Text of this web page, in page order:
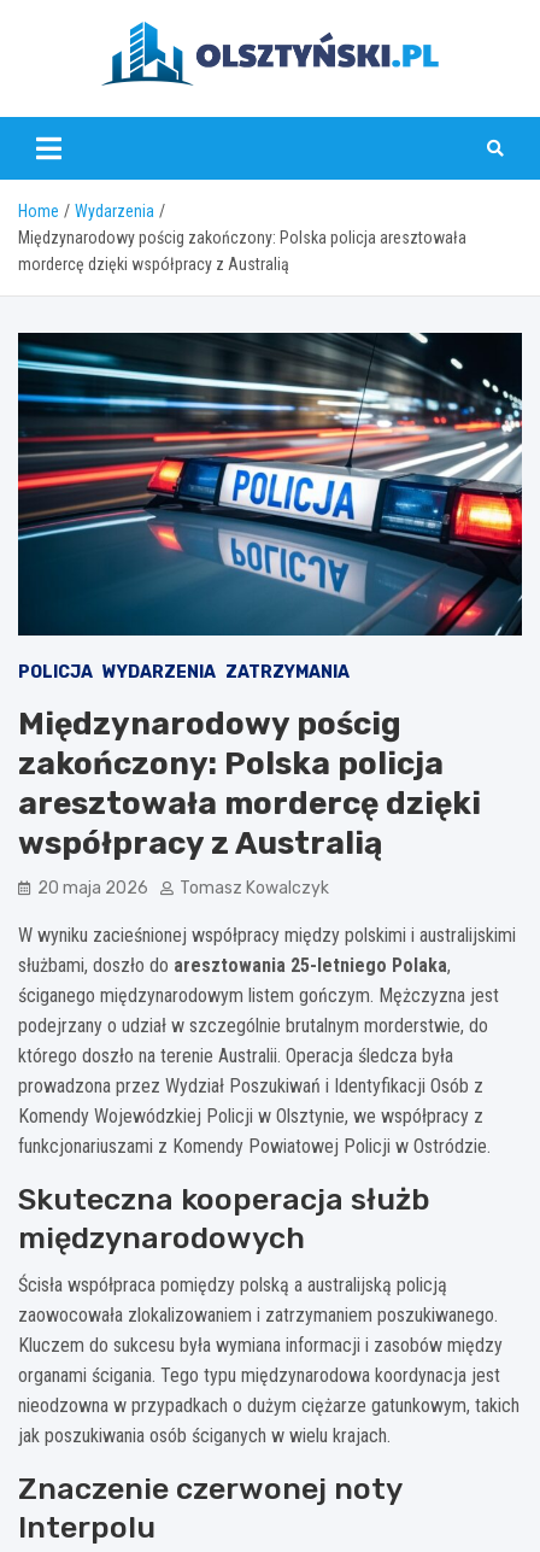
olsztynski.pl
Home
Wydarzenia
Międzynarodowy pościg zakończony: Polska policja aresztowała
mordercę dzięki współpracy z Australią
POLICJA WYDARZENIA ZATRZYMANIA
Międzynarodowy pościg
zakończony: Polska policja
aresztowała mordercę dzięki
współpracy z Australią
20 maja 2026 Tomasz Kowalczyk
W wyniku zacieśnionej współpracy między polskimi i australijskimi
służbami, doszło do aresztowania 25-letniego Polaka,
ściganego międzynarodowym listem gończym. Mężczyzna jest
podejrzany o udział w szczególnie brutalnym morderstwie, do
którego doszło na terenie Australii. Operacja śledcza była
prowadzona przez Wydział Poszukiwań i Identyfikacji Osób z
Komendy Wojewódzkiej Policji w Olsztynie, we współpracy z
funkcjonariuszami z Komendy Powiatowej Policji w Ostródzie.
Skuteczna kooperacja służb
międzynarodowych
Ścisła współpraca pomiędzy polską a australijską policją
zaowocowała zlokalizowaniem i zatrzymaniem poszukiwanego.
Kluczem do sukcesu była wymiana informacji i zasobów między
organami ścigania. Tego typu międzynarodowa koordynacja jest
nieodzowna w przypadkach o dużym ciężarze gatunkowym, takich
jak poszukiwania osób ściganych w wielu krajach.
Znaczenie czerwonej noty
Interpolu